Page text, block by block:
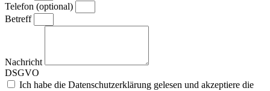
Telefon (optional)
Betreff
Nachricht
DSGVO
Ich habe die Datenschutzerklärung gelesen und akzeptiere die